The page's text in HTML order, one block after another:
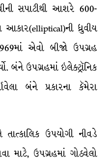
સપાટીથી આશરે 600-
આકાર(elliptical)ની ધ્રુવીય
એવો બીજો ઉપગ્રહ
બંને ઉપગ્રહમાં ઇલેક્ટ્રૉનિક
બંને પ્રકારના કૅમેરા
ઉપયોગી નીવડે
માટે, ઉપગ્રહમાં ગોઠવેલો